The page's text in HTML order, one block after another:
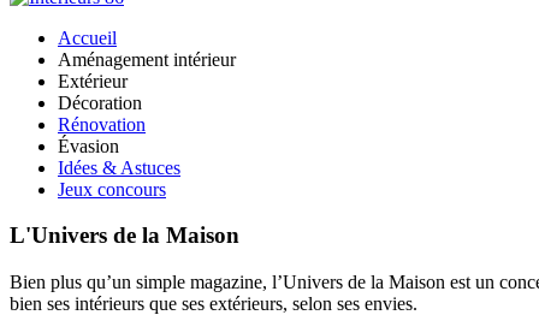
Accueil
Aménagement intérieur
Extérieur
Décoration
Rénovation
Évasion
Idées & Astuces
Jeux concours
L'Univers de la Maison
Bien plus qu’un simple magazine, l’Univers de la Maison est un
bien ses intérieurs que ses extérieurs, selon ses envies.